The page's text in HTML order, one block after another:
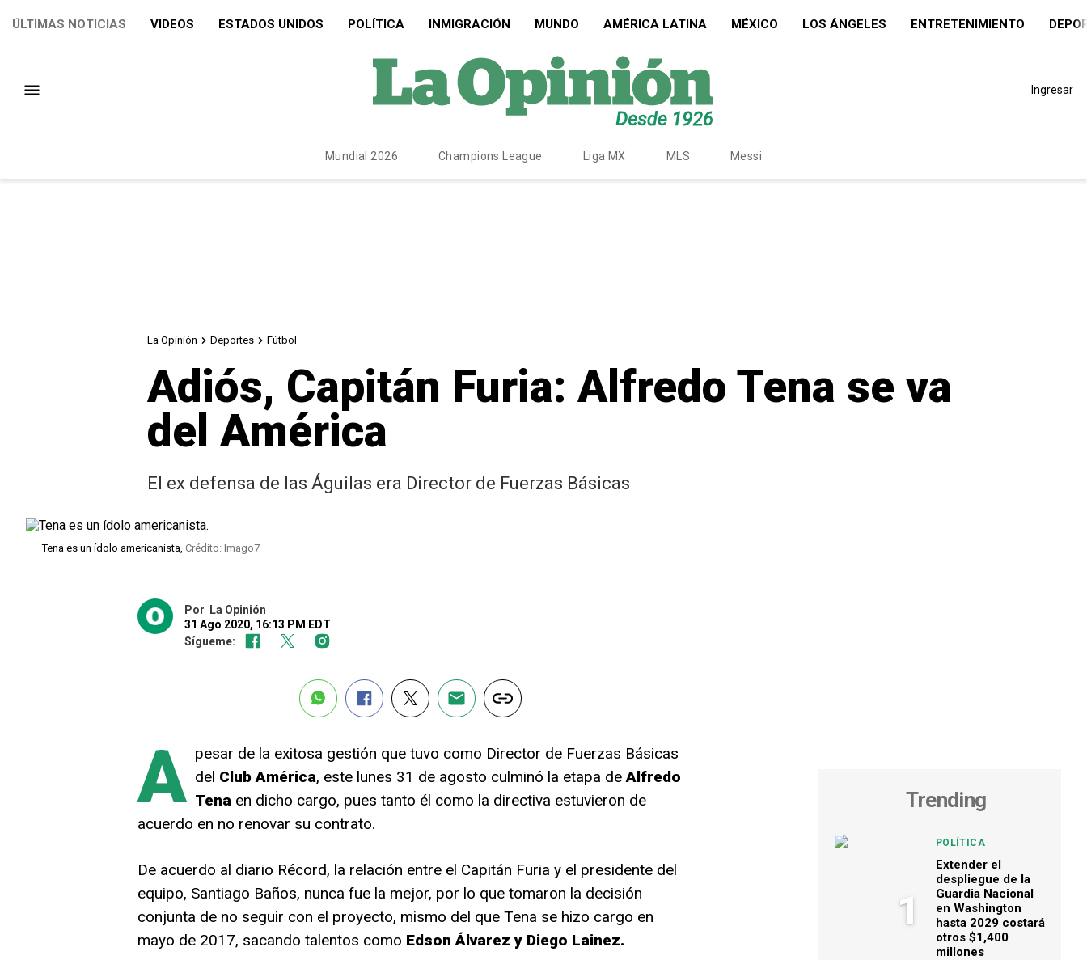
ÚLTIMAS NOTICIAS VIDEOS ESTADOS UNIDOS POLÍTICA INMIGRACIÓN MUNDO AMÉRICA LATINA MÉXICO LOS ÁNGELES ENTRETENIMIENTO
Ingresar
Mundial 2026 Champions League Liga MX MLS Messi
La Opinión Deportes Fútbol
Adiós, Capitán Furia: Alfredo Tena se va
del América
El ex defensa de las Águilas era Director de Fuerzas Básicas
Tena es un ídolo americanista, Crédito: Imago7
Por
La Opinión
31 Ago 2020, 16:13 PM EDT
Sígueme:
A pesar de la exitosa gestión que tuvo como Director de Fuerzas Básicas
del Club América, este lunes 31 de agosto culminó la etapa deAlfredo
Tenaen dicho cargo, pues tanto él como la directiva estuvieron de
acuerdo en no renovar su contrato.
De acuerdo al diario Récord, la relación entre el Capitán Furia y el presidente del
equipo, Santiago Baños, nunca fue la mejor, por lo que tomaron la decisión
conjunta de no seguir con el proyecto, mismo del que Tena se hizo cargo en
mayo de 2017, sacando talentos como Edson Álvarez y Diego Lainez.
Trending
1
POLÍTICA
Extender el
despliegue de la
Guardia Nacional
en Washington
hasta 2029 costará
otros $1,400
millones